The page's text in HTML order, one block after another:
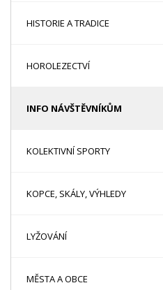
HISTORIE A TRADICE
HOROLEZECTVÍ
INFO NÁVŠTĚVNÍKŮM
KOLEKTIVNÍ SPORTY
KOPCE, SKÁLY, VÝHLEDY
LYŽOVÁNÍ
MĚSTA A OBCE